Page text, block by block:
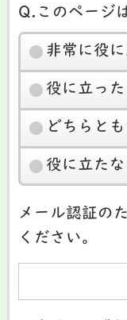
Q.このページ
非常に役
役に立った
どちらと
役に立た
メール認証の
ください。